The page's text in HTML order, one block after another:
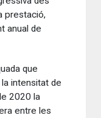
prestació,
anual de
que
intensitat de
2020 la
entre les